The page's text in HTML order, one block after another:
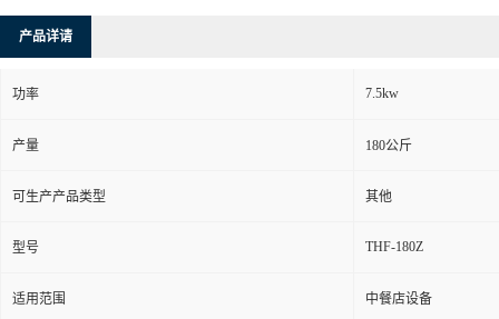
产品详请
功率 7.5kw
产量 180公斤
可生产产品类型 其他
型号 THF-180Z
适用范围 中餐店设备